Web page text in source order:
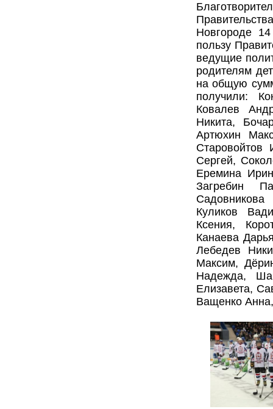
Новгороде
пользу
ведущие
родителям
на общую
получили:
Ковалев
Никита,
Артюхин
Старовойтов
Сергей,
Еремина
Загребин
Куликов
Ксения,
Канаева
Лебедев
Максим,
Надежда,
Елизавета,
Ващенко